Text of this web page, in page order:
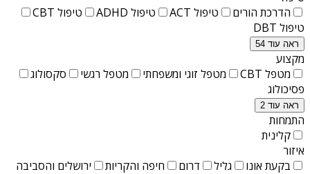
הדרכת הורים
טיפול ACT טיפול ADHD
טיפול CBT
טיפול DBT
ראה עוד 54
מקצוע
מטפל CBT
מטפל זוגי ומשפחתי מטפל רגשי
סקסולוג
פסיכולוג
ראה עוד 2
התמחות
קלינית
איזור
בקעת אונו
גליל דרום חיפה והקריות ירושלים והסביבה